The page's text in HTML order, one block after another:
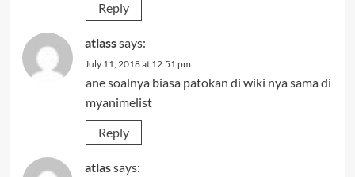
Reply
atlasssays:
July 11, 2018 at 12:51 pm
ane soalnya biasa patokan di wiki nya sama di
myanimelist
Reply
atlassays: